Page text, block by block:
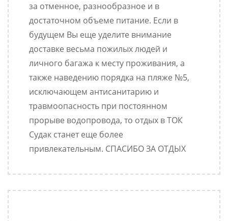
за отменное, разнообразное и в
достаточном объеме питание. Если в
будущем Вы еще уделите внимание
доставке весьма пожилых людей и
личного багажа к месту проживания, а
также наведению порядка на пляже №5,
исключающем антисанитарию и
травмоопасность при постоянном
прорыве водопровода, то отдых в ТОК
Судак станет еще более
привлекательным. СПАСИБО ЗА ОТДЫХ